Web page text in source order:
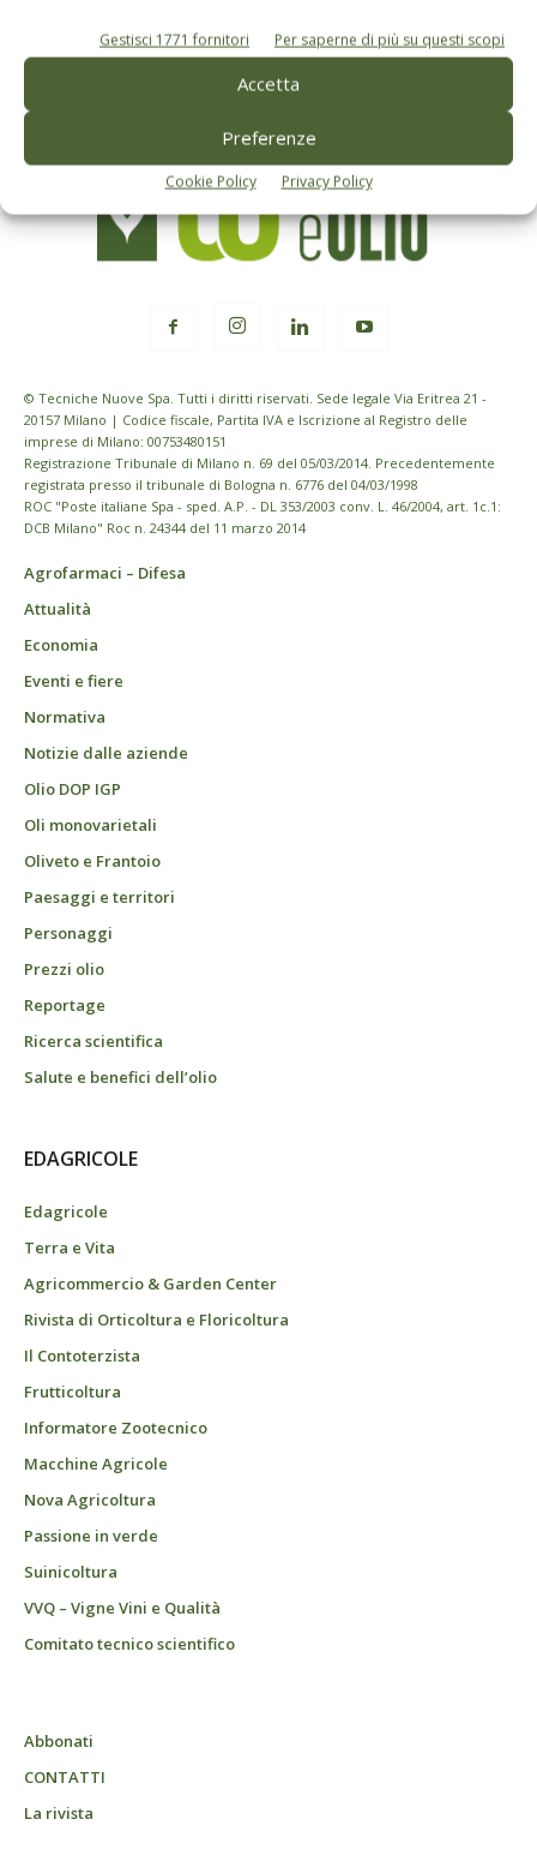
Gestisci 1771 fornitori Per saperne di più su questi scopi
Accetta
Preferenze
Cookie Policy Privacy Policy
Iscriviti alle nostre newsletter
© Tecniche Nuove Spa. Tutti i diritti riservati. Sede legale Via Eritrea 21 -
20157 Milano | Codice fiscale, Partita IVA e Iscrizione al Registro delle
imprese di Milano: 00753480151
Registrazione Tribunale di Milano n. 69 del 05/03/2014. Precedentemente
registrata presso il tribunale di Bologna n. 6776 del 04/03/1998
ROC "Poste italiane Spa - sped. A.P. - DL 353/2003 conv. L. 46/2004, art. 1c.1:
DCB Milano" Roc n. 24344 del 11 marzo 2014
Agrofarmaci – Difesa
Attualità
Economia
Eventi e fiere
Normativa
Notizie dalle aziende
Olio DOP IGP
Oli monovarietali
Oliveto e Frantoio
Paesaggi e territori
Personaggi
Prezzi olio
Reportage
Ricerca scientifica
Salute e benefici dell’olio
EDAGRICOLE
Edagricole
Terra e Vita
Agricommercio & Garden Center
Rivista di Orticoltura e Floricoltura
Il Contoterzista
Frutticoltura
Informatore Zootecnico
Macchine Agricole
Nova Agricoltura
Passione in verde
Suinicoltura
VVQ – Vigne Vini e Qualità
Comitato tecnico scientifico
Abbonati
CONTATTI
La rivista